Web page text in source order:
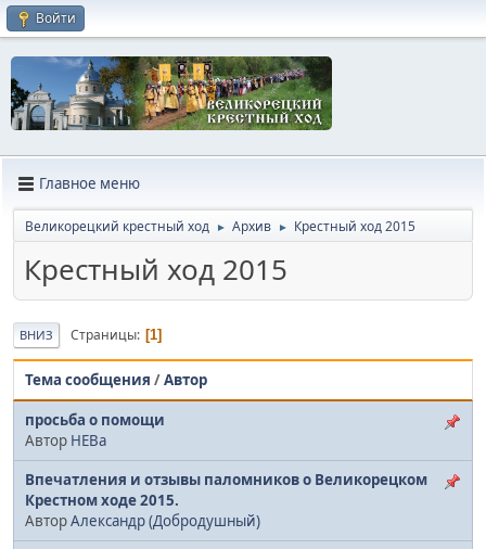
Войти
Главное меню
Великорецкий крестный ход ► Архив ► Крестный ход 2015
Крестный ход 2015
ВНИЗ Страницы 1
Тема сообщения /Автор
просьба о помощи
Автор НЕВа
Впечатления и отзывы паломников о Великорецком
Крестном ходе 2015.
АвторАлександр (Добродушный)